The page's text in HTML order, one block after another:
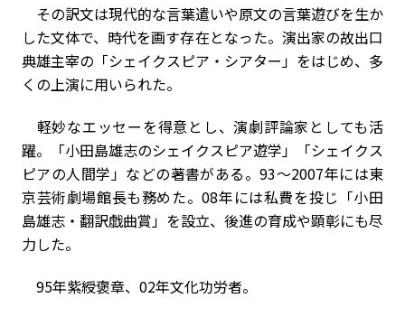
その訳文は現代的な言葉遣いや原文の言葉遊びを生か
した文体で、時代を画す存在となった。演出家の故出口
典雄主宰の「シェイクスピア・シアター」をはじめ、多
くの上演に用いられた。
軽妙なエッセーを得意とし、演劇評論家としても活
躍。「小田島雄志のシェイクスピア遊学」「シェイクス
ピアの人間学」などの著書がある。93～2007年には東
京芸術劇場館長も務めた。08年には私費を投じ「小田
島雄志・翻訳戯曲賞」を設立、後進の育成や顕彰にも尽
力した。
95年紫綬褒章、02年文化功労者。